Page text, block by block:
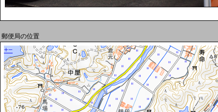
郵便局の位置